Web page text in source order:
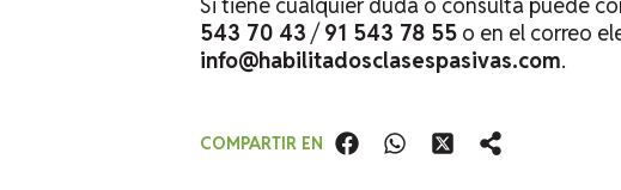
543 70 43 /91 543 78 55 o en el correo
info@habilitadosclasespasivas.com.
COMPARTIR EN